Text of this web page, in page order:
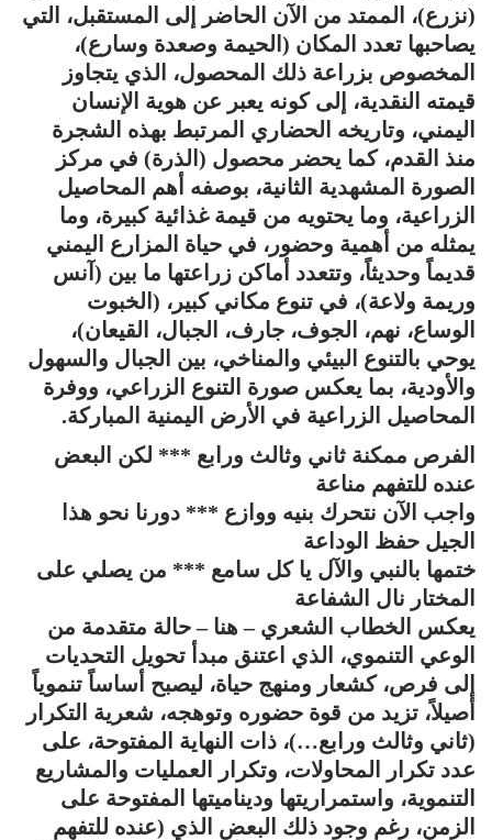
(نزرع)، الممتد من الآن الحاضر إلى المستقبل، التي
يصاحبها تعدد المكان (الحيمة وصعدة وسارع)،
المخصوص بزراعة ذلك المحصول، الذي يتجاوز
قيمته النقدية، إلى كونه يعبر عن هوية الإنسان
اليمني، وتاريخه الحضاري المرتبط بهذه الشجرة
منذ القدم، كما يحضر محصول (الذرة) في مركز
الصورة المشهدية الثانية، بوصفه أهم المحاصيل
الزراعية، وما يحتويه من قيمة غذائية كبيرة، وما
يمثله من أهمية وحضور، في حياة المزارع اليمني
قديماً وحديثاً، وتتعدد أماكن زراعتها ما بين (آنس
وريمة ولاعة)، في تنوع مكاني كبير، (الخبوت
الوساع، نهم، الجوف، جارف، الجبال، القيعان)،
يوحي بالتنوع البيئي والمناخي، بين الجبال والسهول
والأودية، بما يعكس صورة التنوع الزراعي، ووفرة
المحاصيل الزراعية في الأرض اليمنية المباركة.
الفرص ممكنة ثاني وثالث ورابع *** لكن البعض
عنده للتفهم مناعة
واجب الآن نتحرك بنيه ووازع *** دورنا نحو هذا
الجيل حفظ الوداعة
ختمها بالنبي والآل يا كل سامع *** من يصلي على
المختار نال الشفاعة
يعكس الخطاب الشعري – هنا – حالة متقدمة من
الوعي التنموي، الذي اعتنق مبدأ تحويل التحديات
إلى فرص، كشعار ومنهج حياة، ليصبح أساساً تنموياً
أصيلاً، تزيد من قوة حضوره وتوهجه، شعرية التكرار
(ثاني وثالث ورابع…)، ذات النهاية المفتوحة، على
عدد تكرار المحاولات، وتكرار العمليات والمشاريع
التنموية، واستمراريتها وديناميتها المفتوحة على
الزمن، رغم وجود ذلك البعض الذي (عنده للتفهم